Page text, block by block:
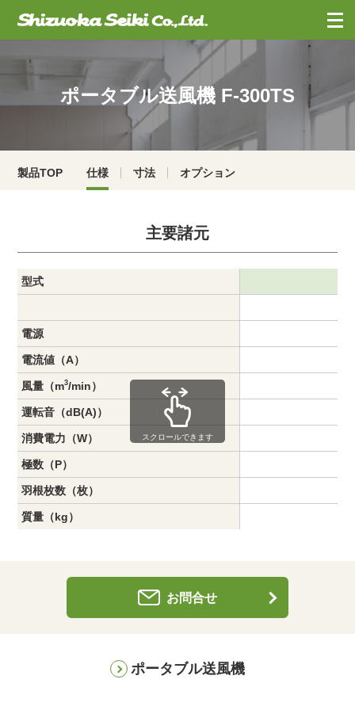
お問合せ・資料請求
ポータブル送風機 F-300TS
製品TOP 仕様 寸法 オプション
主要諸元
型式
電源
電流値（A）
風量（m3/min）
運転音（dB(A)）
消費電力（W）
極数（P）
羽根枚数（枚）
質量（kg）
スクロールできます
お問合せ
ポータブル送風機